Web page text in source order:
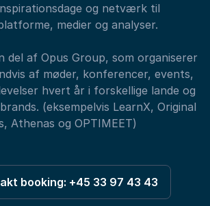
og netværk til
medier og analyser.
del af Opus Group, som organiserer
af møder, konferencer, events,
hvert år i forskellige lande og
(eksempelvis LearnX, Original
Athenas og OPTIMEET)
booking: +45 33 97 43 43